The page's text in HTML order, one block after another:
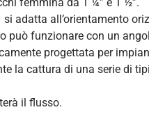
adatta all’orientamento
può funzionare con un
progettata per
la cattura di una serie di
il flusso.